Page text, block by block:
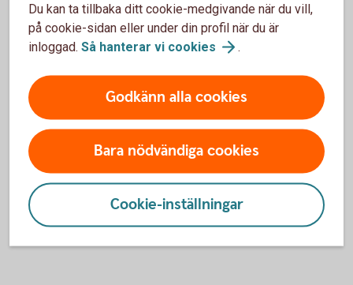
dollar
För att se detta innehåll behöver du först
godkänna cookies för Funktioner, prestanda
Du kan ta tillbaka ditt cookie-medgivande när du vill,
på cookie-sidan eller under din profil när du är
inloggad. Så hanterar vi cookies .
Godkänn alla cookies
Bara nödvändiga cookies
Cookie-inställningar